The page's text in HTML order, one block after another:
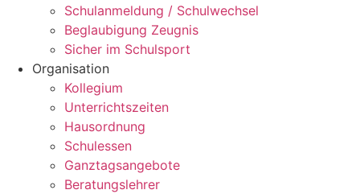
Schulanmeldung / Schulwechsel
Beglaubigung Zeugnis
Sicher im Schulsport
Organisation
Kollegium
Unterrichtszeiten
Hausordnung
Schulessen
Ganztagsangebote
Beratungslehrer